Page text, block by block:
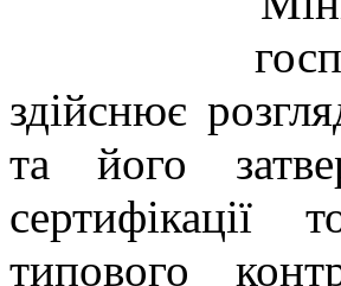
здійснює
та його
сертифікації
типового